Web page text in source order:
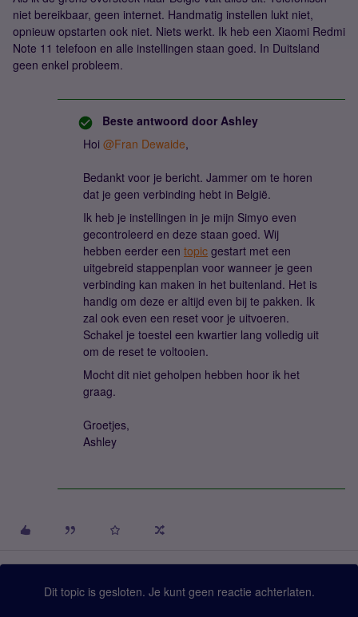
niet bereikbaar, geen internet. Handmatig instellen lukt niet,
opnieuw opstarten ook niet. Niets werkt. Ik heb een Xiaomi Redmi
Note 11 telefoon en alle instellingen staan goed. In Duitsland
geen enkel probleem.
Beste antwoord door Ashley
Hoi @Fran Dewaide,
Bedankt voor je bericht. Jammer om te horen
dat je geen verbinding hebt in België.
Ik heb je instellingen in je mijn Simyo even
gecontroleerd en deze staan goed. Wij
hebben eerder een topic gestart met een
uitgebreid stappenplan voor wanneer je geen
verbinding kan maken in het buitenland. Het is
handig om deze er altijd even bij te pakken. Ik
zal ook even een reset voor je uitvoeren.
Schakel je toestel een kwartier lang volledig uit
om de reset te voltooien.
Mocht dit niet geholpen hebben hoor ik het
graag.
Groetjes,
Ashley
Dit topic is gesloten. Je kunt geen reactie achterlaten.